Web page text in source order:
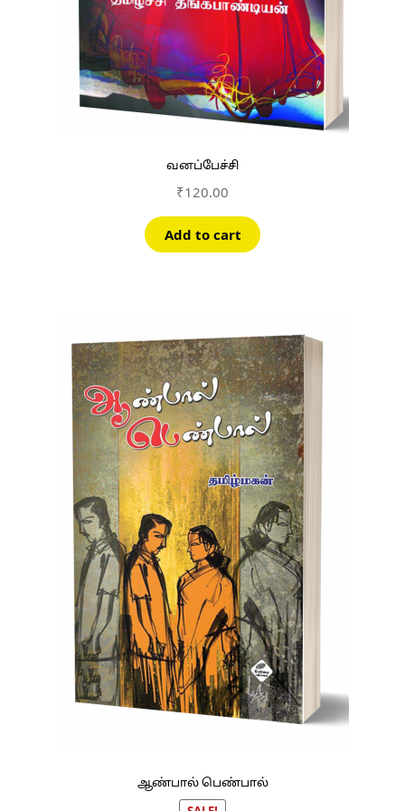
வனப்பேச்சி
₹120.00
Add to cart
ஆண்பால் பெண்பால்